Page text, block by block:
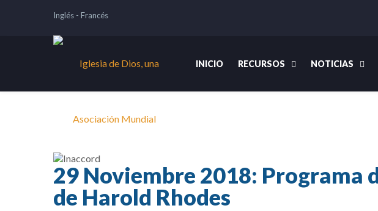
Inglés - Francés
INICIO RECURSOS NOTICIAS
Inicio Noticias
29 Noviembre 2018: Programa
de Harold Rhodes